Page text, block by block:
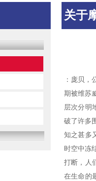
关于
：庞贝
期被维苏
层次分明
破了许多
知之甚多
时空中冻
打断，人
在生命的